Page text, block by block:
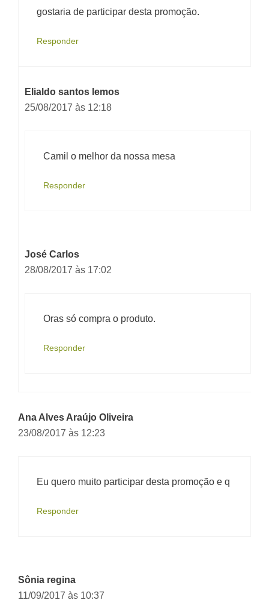
gostaria de participar desta promoção.
Responder
Elialdo santos lemos
25/08/2017 às 12:18
Camil o melhor da nossa mesa
Responder
José Carlos
28/08/2017 às 17:02
Oras só compra o produto.
Responder
Ana Alves Araújo Oliveira
23/08/2017 às 12:23
Eu quero muito participar desta promoção e q
Responder
Sônia regina
11/09/2017 às 10:37